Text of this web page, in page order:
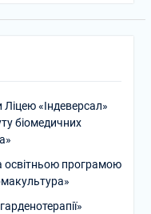
«Індеверсал»
біомедичних
освітньою програмою